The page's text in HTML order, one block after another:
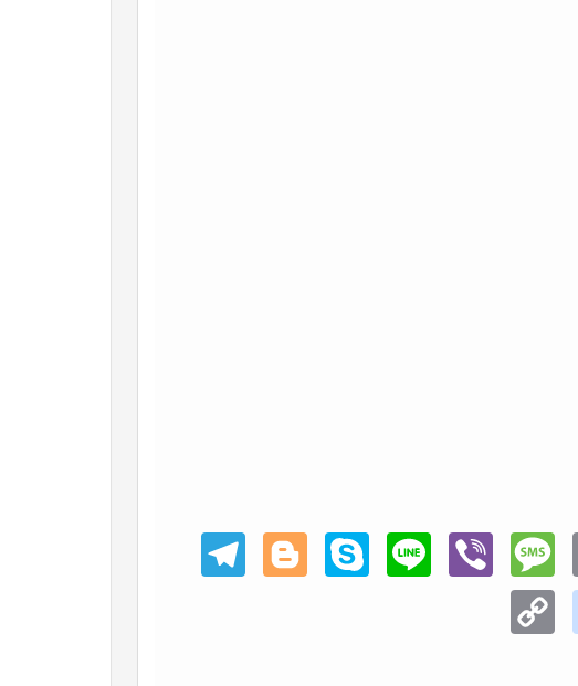
Mess
age
Viber
Line
Skype
Blogg
er
Teleg
ram
Copy
Link